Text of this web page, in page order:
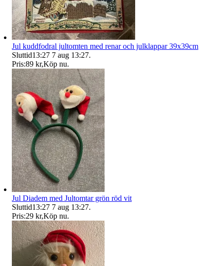
Jul kuddfodral jultomten med renar och julklappar 39x39cm
Sluttid13:27 7 aug 13:27.
Pris:89 kr,Köp nu.
Jul Diadem med Jultomtar grön röd vit
Sluttid13:27 7 aug 13:27.
Pris:29 kr,Köp nu.